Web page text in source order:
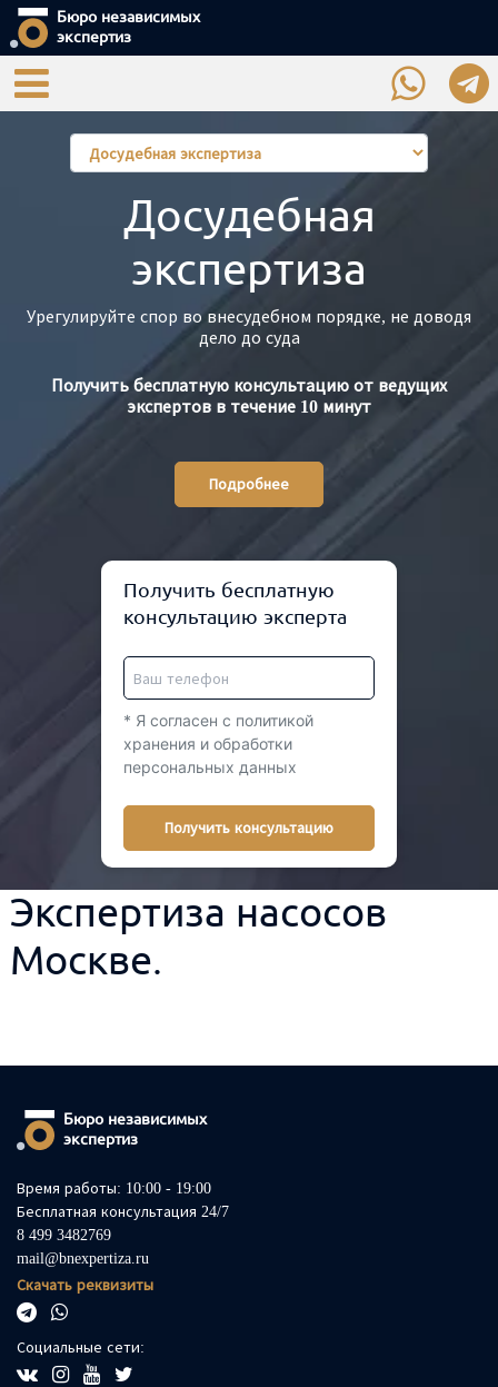
Бюро независимых
экспертиз
Досудебная
экспертиза
Урегулируйте спор во внесудебном порядке, не доводя
дело до суда
Получить бесплатную консультацию от ведущих
экспертов в течение 10 минут
Подробнее
Получить бесплатную
консультацию эксперта
* Я согласен с политикой
хранения и обработки
персональных данных
Получить консультацию
Экспертиза насосов
Москве.
Бюро независимых
экспертиз
Время работы: 10:00 - 19:00
Бесплатная консультация 24/7
8 499 3482769
mail@bnexpertiza.ru
Скачать реквизиты
Социальные сети: